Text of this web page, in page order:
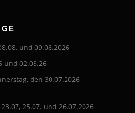
und 09.08.2026
und 02.08.26
den 30.07.2026
25.07. und 26.07.2026